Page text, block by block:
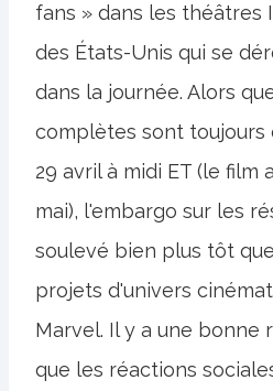
fans » dans les théâtres
des États-Unis qui se
dans la journée. Alors
complètes sont toujours
29 avril à midi ET (le film
mai), l'embargo sur les
soulevé bien plus tôt
projets d'univers
Marvel. Il y a une bonne
que les réactions